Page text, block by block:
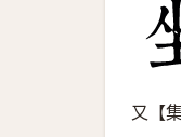
又【